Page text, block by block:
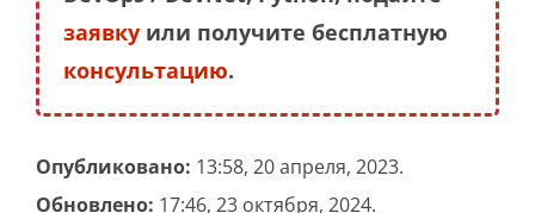
заявку или получите бесплатную
консультацию.
Опубликовано: 13:58, 20 апреля, 2023.
Обновлено: 17:46, 23 октября, 2024.